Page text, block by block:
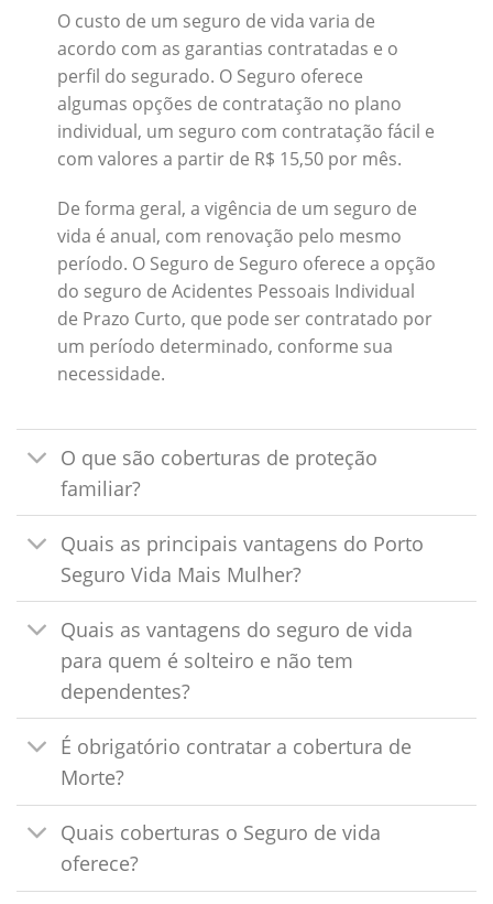
O custo de um seguro de vida varia de
acordo com as garantias contratadas e o
perfil do segurado. O Seguro oferece
algumas opções de contratação no plano
individual, um seguro com contratação fácil e
com valores a partir de R$ 15,50 por mês.
De forma geral, a vigência de um seguro de
vida é anual, com renovação pelo mesmo
período. O Seguro de Seguro oferece a opção
do seguro de Acidentes Pessoais Individual
de Prazo Curto, que pode ser contratado por
um período determinado, conforme sua
necessidade.
O que são coberturas de proteção
familiar?
Quais as principais vantagens do Porto
Seguro Vida Mais Mulher?
Quais as vantagens do seguro de vida
para quem é solteiro e não tem
dependentes?
É obrigatório contratar a cobertura de
Morte?
Quais coberturas o Seguro de vida
oferece?